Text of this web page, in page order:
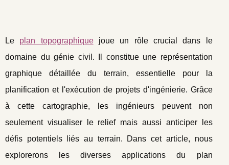
Le plan topographiquejoue un rôle crucial dans le
domaine du génie civil. Il constitue une représentation
graphique détaillée du terrain, essentielle pour la
planification et l'exécution de projets d'ingénierie. Grâce
à cette cartographie, les ingénieurs peuvent non
seulement visualiser le relief mais aussi anticiper les
défis potentiels liés au terrain. Dans cet article, nous
explorerons les diverses applications du plan